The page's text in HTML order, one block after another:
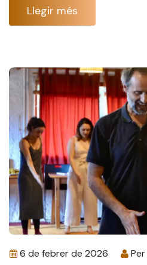
Llegir més
6 de febrer de 2026 Per